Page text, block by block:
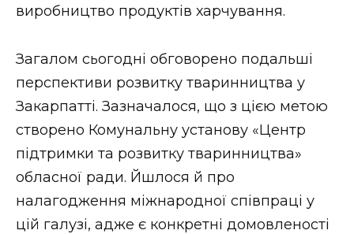
виробництво продуктів харчування.
Загалом сьогодні обговорено подальші
перспективи розвитку тваринництва у
Закарпатті. Зазначалося, що з цією метою
створено Комунальну установу «Центр
підтримки та розвитку тваринництва»
обласної ради. Йшлося й про
налагодження міжнародної співпраці у
цій галузі, адже є конкретні домовленості